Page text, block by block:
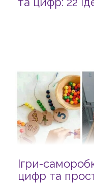
Ігри-
цифр та